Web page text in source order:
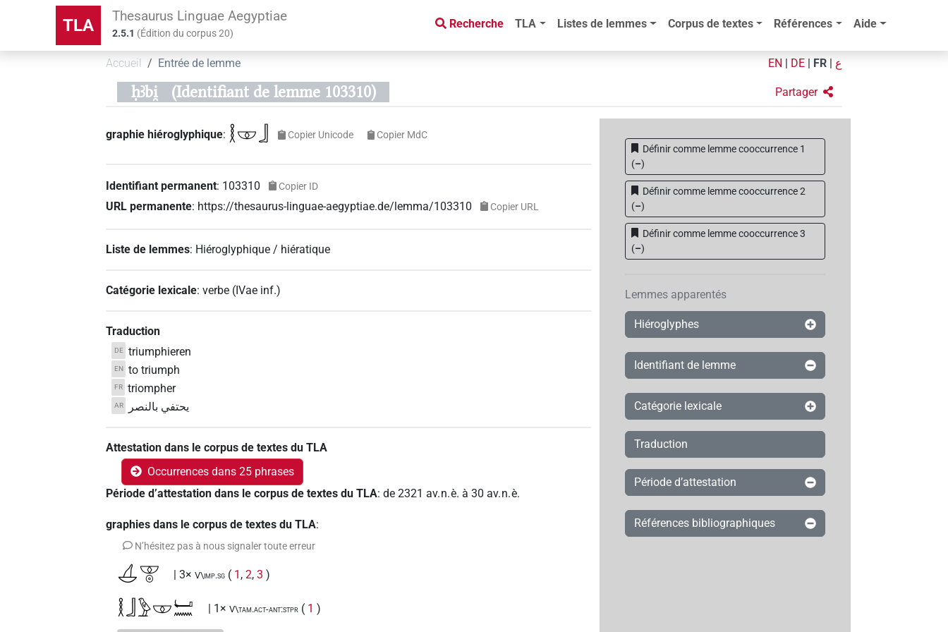
TLA Thesaurus Linguae Aegyptiae
2.5.1 (Édition du corpus20)
Recherche TLA Listes de lemmes Corpus de textes Références Aide
Accueil Entrée de lemme EN DE FR ع
ḥꜣbi̯ (Identifiant de lemme 103310) Partager
graphie hiéroglyphique: 𓎛𓎱𓃀 Copier Unicode Copier MdC
Identifiant permanent: 103310 Copier ID
URL permanente: https://thesaurus-linguae-aegyptiae.de/lemma/103310 Copier URL
Liste de lemmes: Hiéroglyphique / hiératique
Catégorie lexicale:verbe (IVae inf.)
Traduction
DE triumphieren
EN to triumph
FR triompher
AR يحتفي بالنصر
Attestation dans le corpus de textes du TLA
Occurrences dans 25 phrases
Période d’attestation dans le corpus de textes du TLA:de 2321 av. n. è. à 30 av. n. è.
graphies dans le corpus de textes du TLA:
N’hésitez pas à nous signaler toute erreur
𓋒𓎱𓇳 | 3× V\imp.sg ( 1 ,2,3 )
𓎛𓃀𓅱𓎱𓂡𓈖 | 1× V\tam.act-ant:stpr ( 1 )
Définir comme lemme cooccurrence 1
(–)
Définir comme lemme cooccurrence 2
(–)
Définir comme lemme cooccurrence 3
(–)
Lemmes apparentés
Hiéroglyphes
Identifiant de lemme
Catégorie lexicale
Traduction
Période d’attestation
Références bibliographiques